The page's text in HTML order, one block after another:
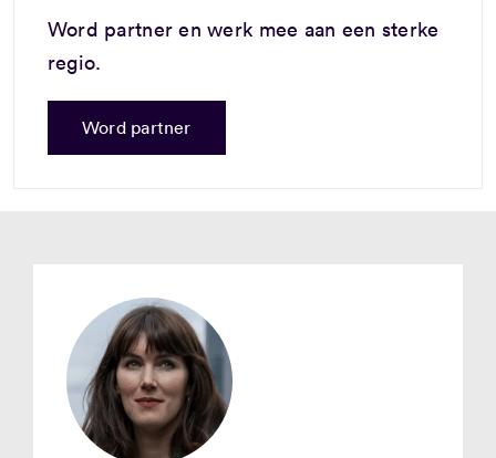
Word partner en werk mee aan een sterke
regio.
Word partner